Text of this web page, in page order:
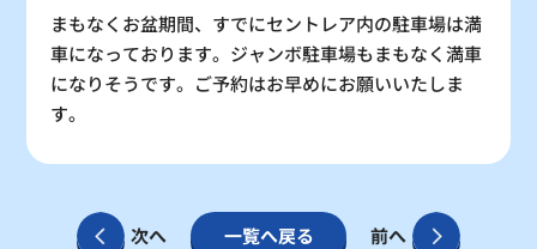
△ △ 〇 〇 〇 〇 〇
23
〇
24 25 26 27 28 29
30 31
〇
まもなくお盆期間、すでにセントレア内の駐車場は満
車になっております。ジャンボ駐車場もまもなく満車
になりそうです。ご予約はお早めにお願いいたしま
す。
次へ 一覧へ戻る 前へ